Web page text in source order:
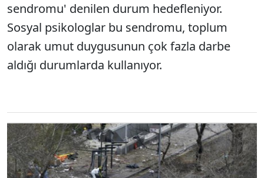
sendromu' denilen durum hedefleniyor.
Sosyal psikologlar bu sendromu, toplum
olarak umut duygusunun çok fazla darbe
aldığı durumlarda kullanıyor.